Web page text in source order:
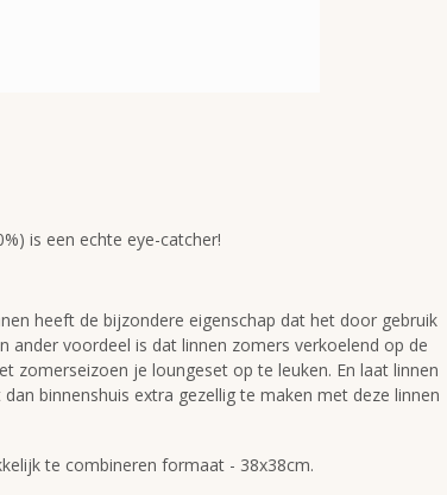
is een echte eye-catcher!
heeft de bijzondere eigenschap dat het door gebruik
ander voordeel is dat linnen zomers verkoelend op de
zomerseizoen je loungeset op te leuken. En laat linnen
binnenshuis extra gezellig te maken met deze linnen
te combineren formaat - 38x38cm.